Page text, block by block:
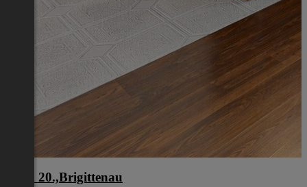
Wien 20.,Brigittenau